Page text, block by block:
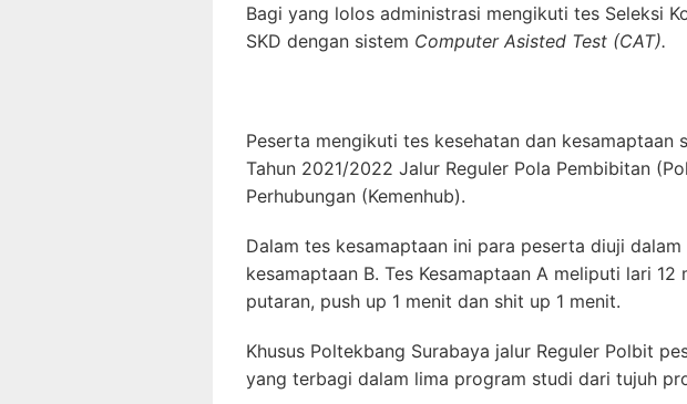
Bagi yang lolos administrasi mengikuti tes Seleksi
SKD dengan sistem Computer Asisted Test (CAT).
Peserta mengikuti tes kesehatan dan kesamaptaan
Tahun 2021/2022 Jalur Reguler Pola Pembibitan
Perhubungan (Kemenhub).
Dalam tes kesamaptaan ini para peserta diuji
kesamaptaan B. Tes Kesamaptaan A meliputi lari
putaran, push up 1 menit dan shit up 1 menit.
Khusus Poltekbang Surabaya jalur Reguler Polbit
yang terbagi dalam lima program studi dari tujuh